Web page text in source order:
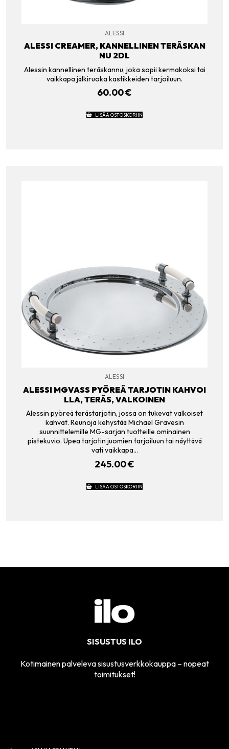
ALESSI
ALESSI CREAMER, KANNELLINEN TERÄSKAN
NU 2DL
Alessin kannellinen teräskannu, joka sopii kermakoksi tai
vaikkapa jälkiruoka kastikkeiden tarjoiluun.
60.00€
LISÄÄ OSTOSKORIIN
ALESSI
ALESSI MGVASS PYÖREÄ TARJOTIN KAHVOI
LLA, TERÄS, VALKOINEN
Alessin pyöreä terästarjotin, jossa on tukevat valkoiset
kahvat. Reunoja kehystää Michael Gravesin
suunnittelemille MG-sarjan tuotteille ominainen
pistekuvio. Upea tarjotin juomien tarjoiluun tai näyttävä
vati vaikkapa…
245.00€
LISÄÄ OSTOSKORIIN
SISUSTUS ILO
Kotimainen palveleva sisustusverkkokauppa – nopeat
toimitukset!